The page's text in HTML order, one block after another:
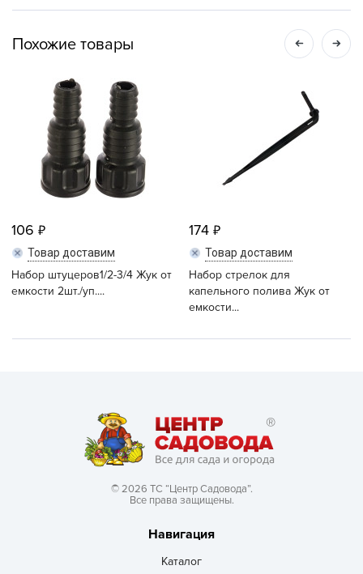
Похожие товары
106
Товар доставим
Набор штуцеров1/2-3/4 Жук от
емкости 2шт./уп....
174
Товар доставим
Набор стрелок для
капельного полива Жук от
емкости...
© 2026 ТС “Центр Садовода”.
Все права защищены.
Навигация
Каталог